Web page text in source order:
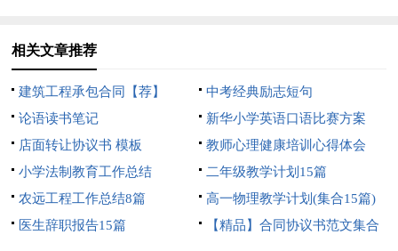
相关文章推荐
建筑工程承包合同【荐】
中考经典励志短句
论语读书笔记
新华小学英语口语比赛方案
店面转让协议书 模板
教师心理健康培训心得体会
小学法制教育工作总结
二年级教学计划15篇
农远工程工作总结8篇
高一物理教学计划(集合15篇)
医生辞职报告15篇
【精品】合同协议书范文集合